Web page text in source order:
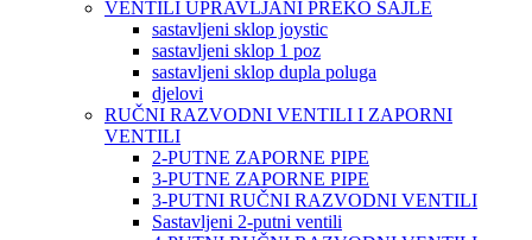
VENTILI UPRAVLJANI PREKO SAJLE
sastavljeni sklop joystic
sastavljeni sklop 1 poz
sastavljeni sklop dupla poluga
djelovi
RUČNI RAZVODNI VENTILI I ZAPORNI
VENTILI
2-PUTNE ZAPORNE PIPE
3-PUTNE ZAPORNE PIPE
3-PUTNI RUČNI RAZVODNI VENTILI
Sastavljeni 2-putni ventili